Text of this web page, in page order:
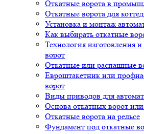
Откатные ворота в
Откатные ворота для
Установка и монтаж
Как выбирать откатные
Технология изготовления
ворот
Откатные или распашные
Евроштакетник или
ворот
Виды приводов для
Основа откатных ворот
Откатные ворота на рельсе
Фундамент под откатные